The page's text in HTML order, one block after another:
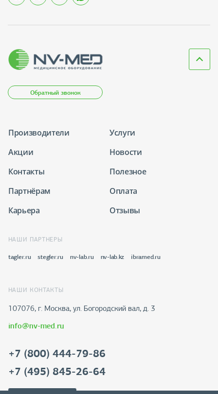
Обратный звонок
Производители
Услуги
Акции
Новости
Контакты
Полезное
Партнёрам
Оплата
Карьера
Отзывы
НАШИ ПАРТНЕРЫ
tagler.ru stegler.ru nv-lab.ru nv-lab.kz ibramed.ru
НАШИ КОНТАКТЫ
107076, г. Москва, ул. Богородский вал, д. 3
info@nv-med.ru
+7 (800) 444-79-86
+7 (495) 845-26-64